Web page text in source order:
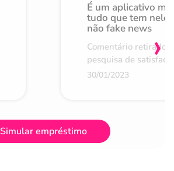
É um aplicativo
tudo que tem nele
não fake news
Comentário retirado
pesquisa de
30/01/2023
›
Simular empréstimo